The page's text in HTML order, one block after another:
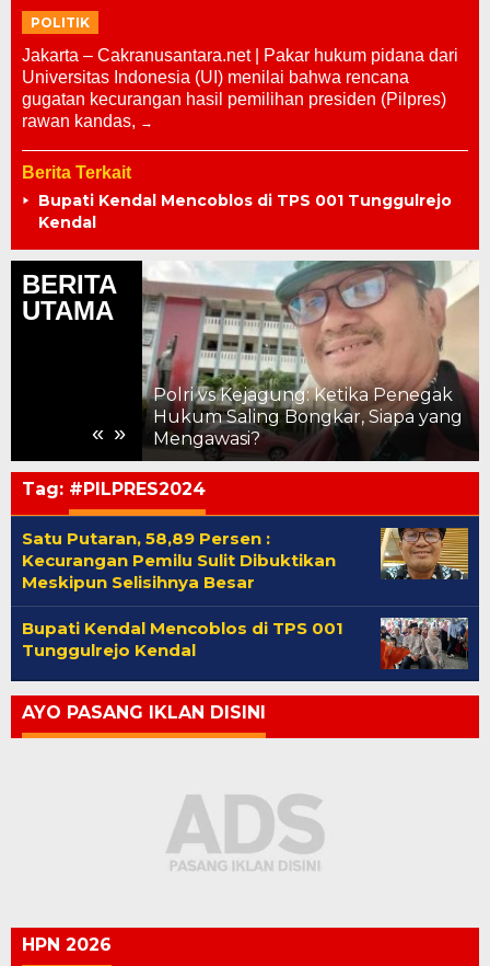
POLITIK
Jakarta – Cakranusantara.net | Pakar hukum pidana dari
Universitas Indonesia (UI) menilai bahwa rencana
gugatan kecurangan hasil pemilihan presiden (Pilpres)
rawan kandas,
Berita Terkait
Bupati Kendal Mencoblos di TPS 001 Tunggulrejo
Kendal
BERITA
UTAMA
« »
Polri vs Kejagung: Ketika Penegak
Hukum Saling Bongkar, Siapa yang
Mengawasi?
Tag: #PILPRES2024
Satu Putaran, 58,89 Persen :
Kecurangan Pemilu Sulit Dibuktikan
Meskipun Selisihnya Besar
Bupati Kendal Mencoblos di TPS 001
Tunggulrejo Kendal
AYO PASANG IKLAN DISINI
HPN 2026